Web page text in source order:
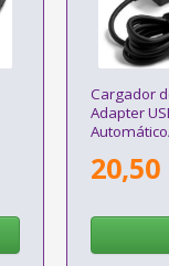
Cargador
Adapter
20,50